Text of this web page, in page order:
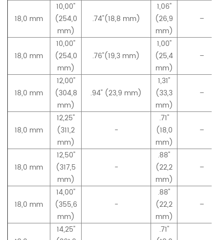
18,0 mm
10,00"
(254,0
mm)
.74"(18,8 mm)
1,06"
(26,9
mm)
–
18,0 mm
10,00"
(254,0
mm)
.76"(19,3 mm)
1,00"
(25,4
mm)
–
18,0 mm
12,00"
(304,8
mm)
.94" (23,9 mm)
1,31"
(33,3
mm)
–
18,0 mm
12,25"
(311,2
mm)
-
.71"
(18,0
mm)
–
18,0 mm
12,50"
(317,5
mm)
-
.88"
(22,2
mm)
–
18,0 mm
14,00"
(355,6
mm)
-
.88"
(22,2
mm)
–
14,25"
.71"